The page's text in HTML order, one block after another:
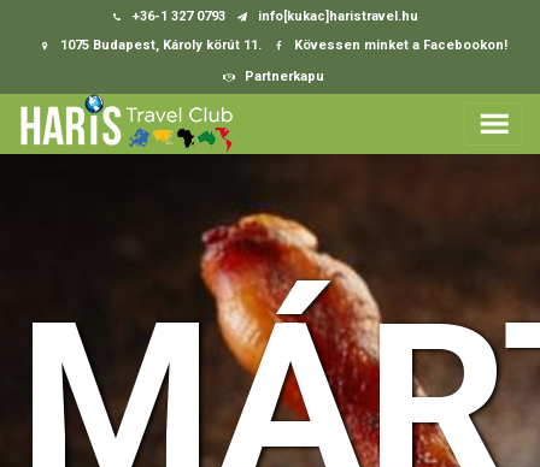
+36-1 327 0793
info[kukac]haristravel.hu
1075 Budapest, Károly körút 11.
Kövessen minket a Facebookon!
Partnerkapu